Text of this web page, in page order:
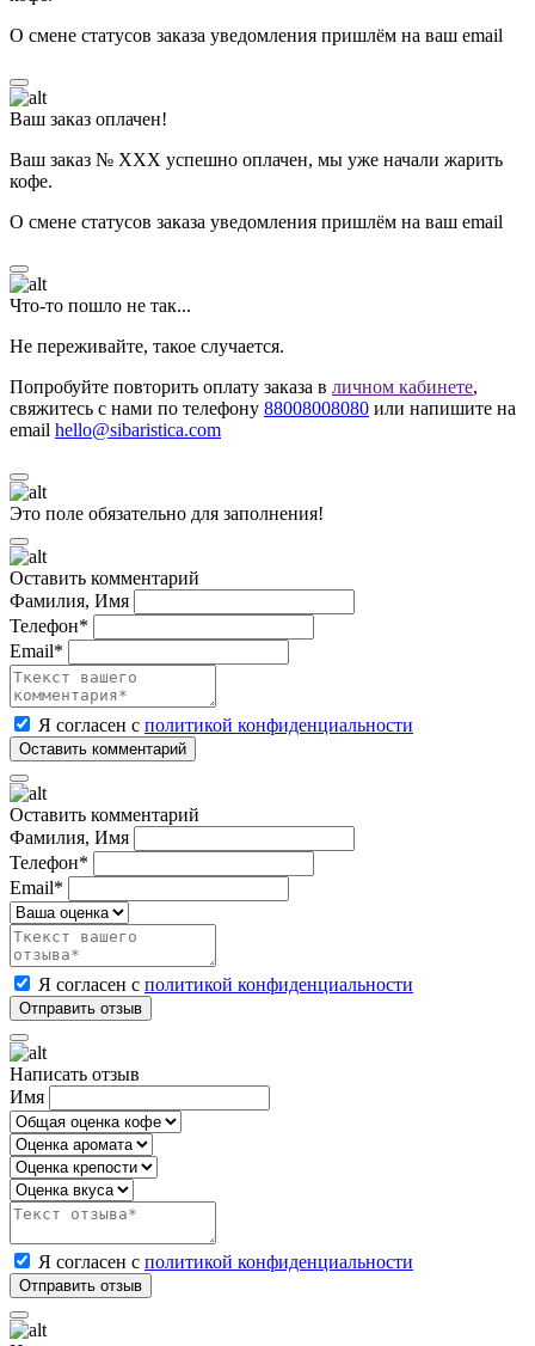
О смене статусов заказа уведомления пришлём на ваш email
Ваш заказ оплачен!
Ваш заказ № ХХХ успешно оплачен, мы уже начали жарить
кофе.
О смене статусов заказа уведомления пришлём на ваш email
Что-то пошло не так...
Не переживайте, такое случается.
Попробуйте повторить оплату заказа в личном кабинете,
свяжитесь с нами по телефону 88008008080 или напишите на
email hello@sibaristica.com
Это поле обязательно для заполнения!
Оставить комментарий
Фамилия, Имя
Телефон*
Email*
Я согласен с политикой конфиденциальности
Оставить комментарий
Фамилия, Имя
Телефон*
Email*
Я согласен с политикой конфиденциальности
Написать отзыв
Имя
Я согласен с политикой конфиденциальности